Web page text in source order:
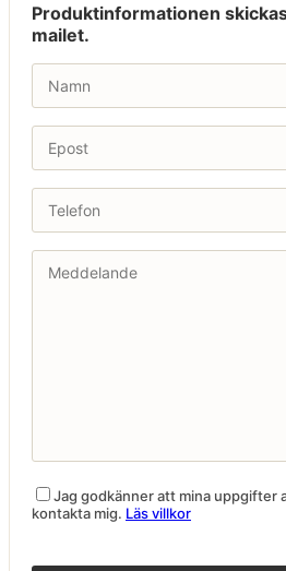
Produktinformationen
mailet.
Jag godkänner att mina uppgifter
kontakta mig. Läs villkor